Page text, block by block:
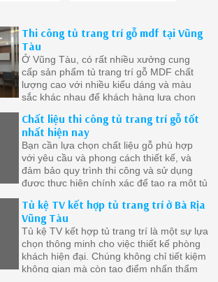
Thi công tủ trang trí gỗ mdf tại Vũng
Tàu
Ở Vũng Tàu, có rất nhiều xưởng cung
cấp sản phẩm tủ trang trí gỗ MDF chất
lượng cao với nhiều kiểu dáng và màu
sắc khác nhau để khách hàng lựa chọn
Chất liệu thi công tủ trang trí gỗ tốt
nhất hiện nay
Bạn cần lựa chọn chất liệu gỗ phù hợp
với yêu cầu và phong cách thiết kế, và
đảm bảo quy trình thi công và sử dụng
được thực hiện chính xác để tạo ra một tủ
Tủ kệ TV kết hợp tủ trang trí ở Bà Rịa
Vũng Tàu
Tủ kệ TV kết hợp tủ trang trí là một sự lựa
chọn thông minh cho việc thiết kế phòng
khách hiện đại. Chúng không chỉ tiết kiệm
không gian mà còn tạo điểm nhấn thẩm